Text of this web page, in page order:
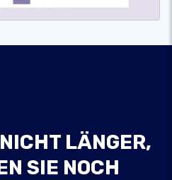
LÄNGER,
SIE NOCH